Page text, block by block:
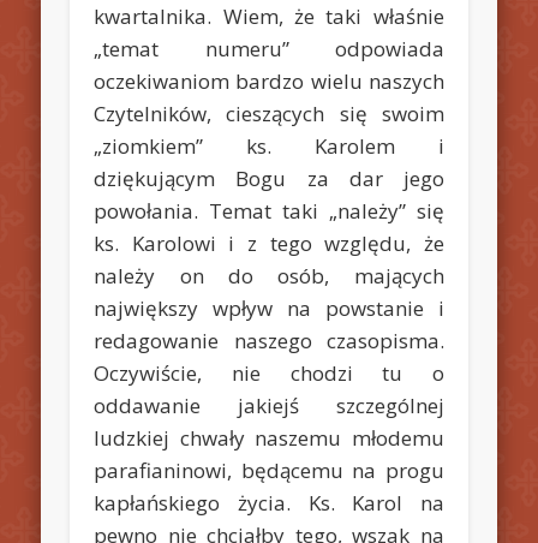
kwartalnika. Wiem, że taki właśnie
„temat numeru” odpowiada
oczekiwaniom bardzo wielu naszych
Czytelników, cieszących się swoim
„ziomkiem” ks. Karolem i
dziękującym Bogu za dar jego
powołania. Temat taki „należy” się
ks. Karolowi i z tego względu, że
należy on do osób, mających
największy wpływ na powstanie i
redagowanie naszego czasopisma.
Oczywiście, nie chodzi tu o
oddawanie jakiejś szczególnej
ludzkiej chwały naszemu młodemu
parafianinowi, będącemu na progu
kapłańskiego życia. Ks. Karol na
pewno nie chciałby tego, wszak na